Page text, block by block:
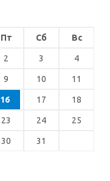
Пт Сб Вс
2 3 4
9 10 11
16 17 18
23 24 25
30
31